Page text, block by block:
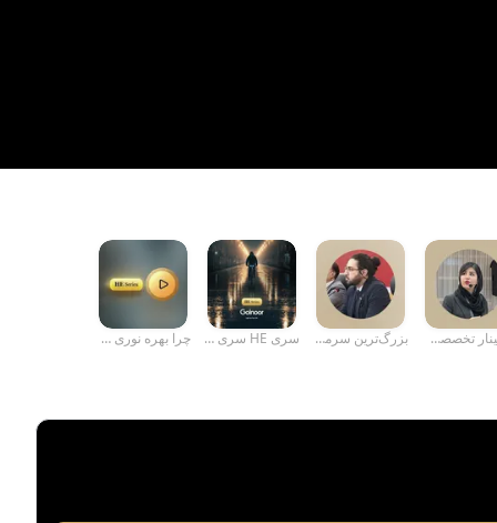
سمینار تخصصی مه... بزرگ‌ترین سرما... سری HE سری جدید... چرا بهره نوری ب...